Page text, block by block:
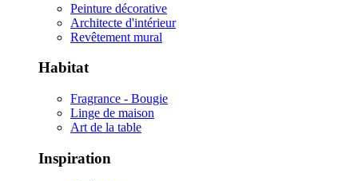
Peinture décorative
Architecte d'intérieur
Revêtement mural
Habitat
Fragrance - Bougie
Linge de maison
Art de la table
Inspiration